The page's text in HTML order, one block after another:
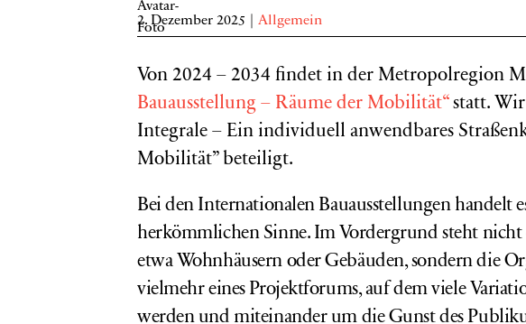
2. Dezember 2025 Allgemein
Von 2024 – 2034 findet in der Metropolregion
Bauausstellung – Räume der Mobilität“statt. Wir
Integrale – Ein individuell anwendbares
Mobilität” beteiligt.
Bei den Internationalen Bauausstellungen handelt
herkömmlichen Sinne. Im Vordergrund steht nicht
etwa Wohnhäusern oder Gebäuden, sondern die
vielmehr eines Projektforums, auf dem viele
werden und miteinander um die Gunst des